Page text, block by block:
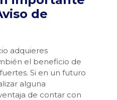
de
adquieres
el beneficio de
Si en un futuro
alguna
de contar con